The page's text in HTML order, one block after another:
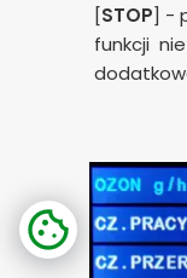
[STOP] -
funkcji